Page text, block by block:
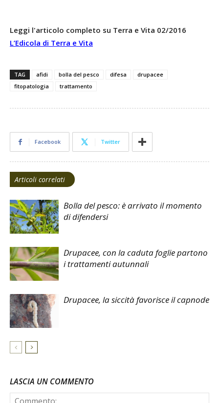
Leggi l'articolo completo su Terra e Vita 02/2016
L’Edicola di Terra e Vita
TAG afidi bolla del pesco difesa
drupacee
fitopatologia
trattamento
Facebook Twitter
Articoli correlati
Bolla del pesco: è arrivato il momento
di difendersi
Drupacee, con la caduta foglie partono
i trattamenti autunnali
Drupacee, la siccità favorisce il capnode
LASCIA UN COMMENTO